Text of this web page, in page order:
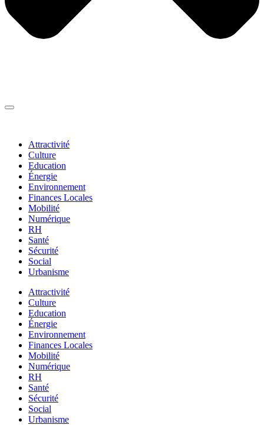
Attractivité
Culture
Education
Énergie
Environnement
Finances Locales
Mobilité
Numérique
RH
Santé
Sécurité
Social
Urbanisme
Attractivité
Culture
Education
Énergie
Environnement
Finances Locales
Mobilité
Numérique
RH
Santé
Sécurité
Social
Urbanisme